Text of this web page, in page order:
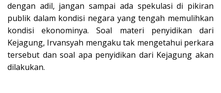
dengan adil, jangan sampai ada spekulasi di pikiran
publik dalam kondisi negara yang tengah memulihkan
kondisi ekonominya. Soal materi penyidikan dari
Kejagung, Irvansyah mengaku tak mengetahui perkara
tersebut dan soal apa penyidikan dari Kejagung akan
dilakukan.